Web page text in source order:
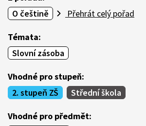
O češtině
Přehrát celý pořad
Témata:
Slovní zásoba
Vhodné pro stupeň:
2. stupeň ZŠ
Střední škola
Vhodné pro předmět: